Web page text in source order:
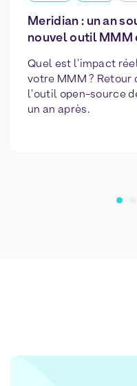
Meridian : un an
nouvel outil MMM
Quel est l'impact
votre MMM ? Retour
l'outil open-source
un an après.